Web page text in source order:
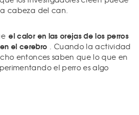
cabeza del can.
el calor en las orejas de los perros
el cerebro
. Cuando la actividad
entonces saben que lo que en
el perro es algo